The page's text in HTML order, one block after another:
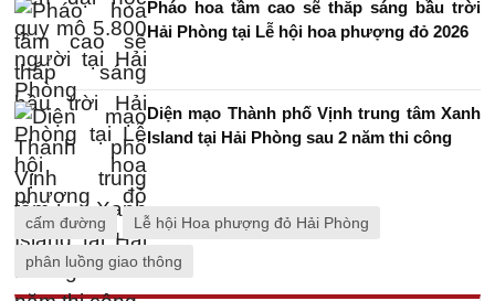
Pháo hoa tầm cao sẽ thắp sáng bầu trời
Hải Phòng tại Lễ hội hoa phượng đỏ 2026
Diện mạo Thành phố Vịnh trung tâm Xanh
Island tại Hải Phòng sau 2 năm thi công
cấm đường Lễ hội Hoa phượng đỏ Hải Phòng
phân luồng giao thông